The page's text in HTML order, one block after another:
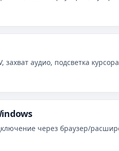
аудио, подсветка
через браузер/